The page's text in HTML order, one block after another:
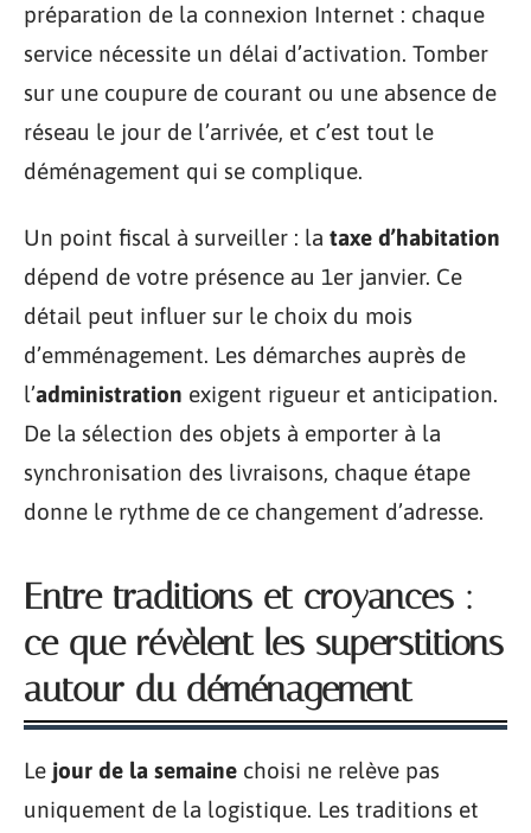
préparation de la connexion Internet : chaque
service nécessite un délai d’activation. Tomber
sur une coupure de courant ou une absence de
réseau le jour de l’arrivée, et c’est tout le
déménagement qui se complique.
Un point fiscal à surveiller : la taxe d’habitation
dépend de votre présence au 1er janvier. Ce
détail peut influer sur le choix du mois
d’emménagement. Les démarches auprès de
l’administration exigent rigueur et anticipation.
De la sélection des objets à emporter à la
synchronisation des livraisons, chaque étape
donne le rythme de ce changement d’adresse.
Entre traditions et croyances :
ce que révèlent les superstitions
autour du déménagement
Le jour de la semaine choisi ne relève pas
uniquement de la logistique. Les traditions et